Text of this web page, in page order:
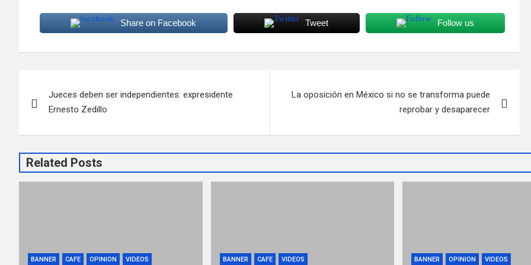
Share on Facebook Tweet Follow us
de
entradas
Jueces deben ser independientes: expresidente
Ernesto Zedillo
La oposición en México si no se transforma puede
reprobar y desaparecer
Related Posts
BANNER CAFE OPINION VIDEOS BANNER CAFE VIDEOS BANNER OPINION VIDEOS